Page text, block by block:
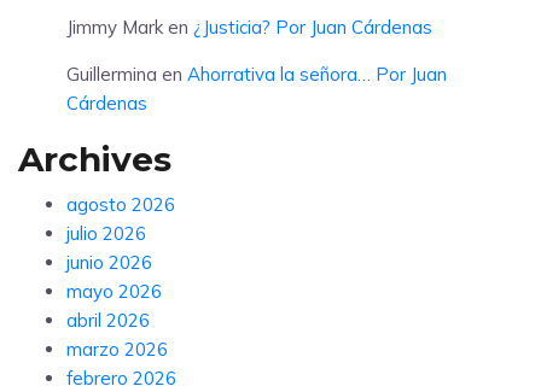
Jimmy Mark en ¿Justicia? Por Juan Cárdenas
Guillermina en Ahorrativa la señora… Por Juan
Cárdenas
Archives
agosto 2026
julio 2026
junio 2026
mayo 2026
abril 2026
marzo 2026
febrero 2026